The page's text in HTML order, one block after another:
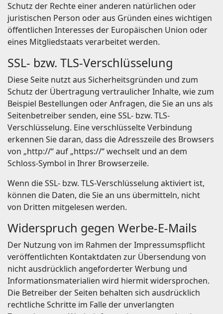
Schutz der Rechte einer anderen natürlichen oder
juristischen Person oder aus Gründen eines wichtigen
öffentlichen Interesses der Europäischen Union oder
eines Mitgliedstaats verarbeitet werden.
SSL- bzw. TLS-Verschlüsselung
Diese Seite nutzt aus Sicherheitsgründen und zum
Schutz der Übertragung vertraulicher Inhalte, wie zum
Beispiel Bestellungen oder Anfragen, die Sie an uns als
Seitenbetreiber senden, eine SSL- bzw. TLS-
Verschlüsselung. Eine verschlüsselte Verbindung
erkennen Sie daran, dass die Adresszeile des Browsers
von „http://“ auf „https://“ wechselt und an dem
Schloss-Symbol in Ihrer Browserzeile.
Wenn die SSL- bzw. TLS-Verschlüsselung aktiviert ist,
können die Daten, die Sie an uns übermitteln, nicht
von Dritten mitgelesen werden.
Widerspruch gegen Werbe-E-Mails
Der Nutzung von im Rahmen der Impressumspflicht
veröffentlichten Kontaktdaten zur Übersendung von
nicht ausdrücklich angeforderter Werbung und
Informationsmaterialien wird hiermit widersprochen.
Die Betreiber der Seiten behalten sich ausdrücklich
rechtliche Schritte im Falle der unverlangten